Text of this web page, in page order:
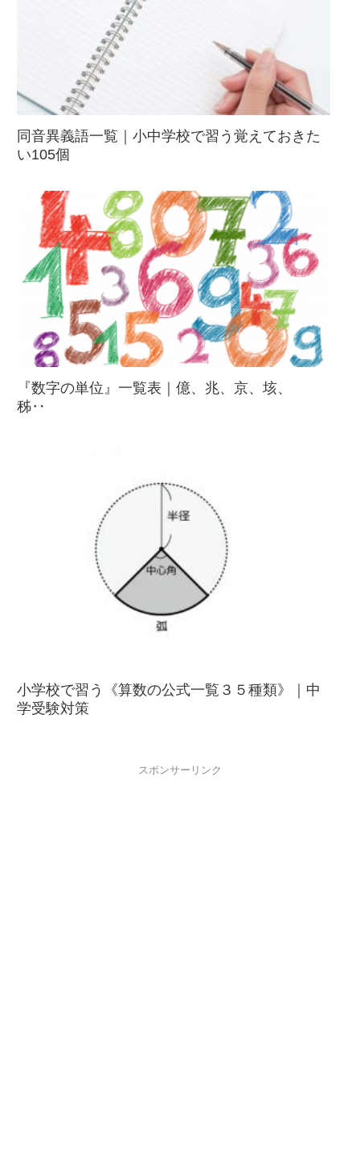
同音異義語一覧｜小中学校で習う覚えておきた
い105個
『数字の単位』一覧表｜億、兆、京、垓、
秭‥
小学校で習う《算数の公式一覧３５種類》｜中
学受験対策
スポンサーリンク